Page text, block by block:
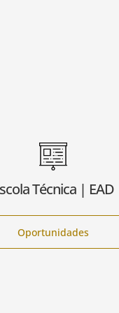
Técnica | EAD
Oportunidades